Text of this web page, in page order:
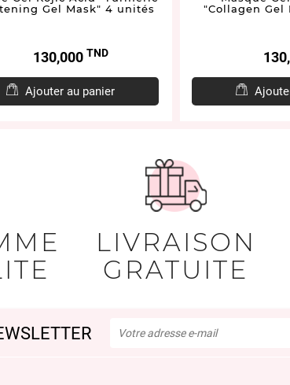
Gel Mask" 4 unités
Prix130,000 TND
Ajouter au panier
"Collagen Gel
Prix
LIVRAISON
GRATUITE